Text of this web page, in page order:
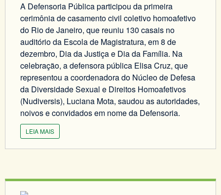
A Defensoria Pública participou da primeira
cerimônia de casamento civil coletivo homoafetivo
do Rio de Janeiro, que reuniu 130 casais no
auditório da Escola de Magistratura, em 8 de
dezembro, Dia da Justiça e Dia da Família. Na
celebração, a defensora pública Elisa Cruz, que
representou a coordenadora do Núcleo de Defesa
da Diversidade Sexual e Direitos Homoafetivos
(Nudiversis), Luciana Mota, saudou as autoridades,
noivos e convidados em nome da Defensoria.
LEIA MAIS